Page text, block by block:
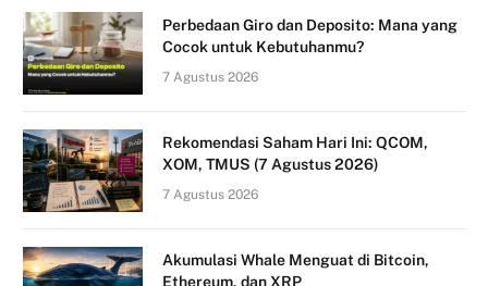
Perbedaan Giro dan Deposito: Mana yang
Cocok untuk Kebutuhanmu?
7 Agustus 2026
Rekomendasi Saham Hari Ini: QCOM,
XOM, TMUS (7 Agustus 2026)
7 Agustus 2026
Akumulasi Whale Menguat di Bitcoin,
Ethereum, dan XRP